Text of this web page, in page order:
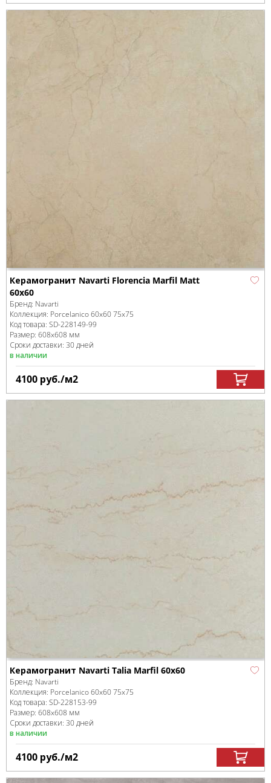
Керамогранит Navarti Florencia Marfil Matt
60x60
Бренд: Navarti
Коллекция: Porcelanico 60x60 75x75
Код товара: SD-228149-99
Размер: 608x608 мм
Сроки доставки: 30 дней
в наличии
4100 руб./м2
Керамогранит Navarti Talia Marfil 60x60
Бренд: Navarti
Коллекция: Porcelanico 60x60 75x75
Код товара: SD-228153-99
Размер: 608x608 мм
Сроки доставки: 30 дней
в наличии
4100 руб./м2